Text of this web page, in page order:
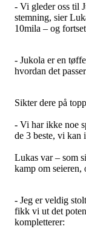
- Vi gleder oss til
stemning, sier
10mila – og
- Jukola er en
hvordan det
Sikter dere på
- Vi har ikke noe
de 3 beste, vi
Lukas var – som
kamp om
- Jeg er veldig
fikk vi ut det
kompletterer: